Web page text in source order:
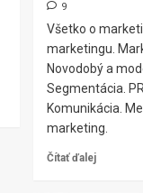
9
Všetko o
marketingu.
Novodobý a
Segmentácia.
Komunikácia.
marketing.
Čítať ďalej